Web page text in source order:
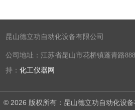
昆山德立功自动化设备有限公司
公司地址：江苏省昆山市花桥镇蓬青路
持：化工仪器网
© 2026 版权所有：昆山德立功自动化设